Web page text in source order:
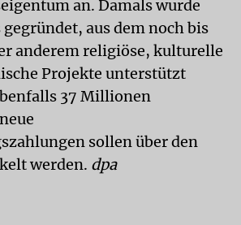
an. Damals wurde
aus dem noch bis
anderem religiöse, kulturelle
Projekte unterstützt
37 Millionen
sollen über den
werden. dpa